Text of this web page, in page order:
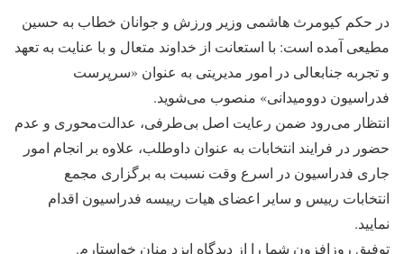
در حکم کیومرث هاشمی وزیر ورزش و جوانان خطاب به حسین
مطیعی آمده است: با استعانت از خداوند متعال و با عنایت به تعهد
و تجربه جنابعالی در امور مدیریتی به عنوان «سرپرست
فدراسیون دوومیدانی» منصوب می‌شوید.
انتظار می‌رود ضمن رعایت اصل بی‌طرفی، عدالت‌محوری و عدم
حضور در فرایند انتخابات به عنوان داوطلب، علاوه بر انجام امور
جاری فدراسیون در اسرع وقت نسبت به برگزاری مجمع
انتخابات رییس و سایر اعضای هیات رییسه فدراسیون اقدام
نمایید.
توفیق روزافزون شما را از دیدگاه ایزد منان خواستارم.